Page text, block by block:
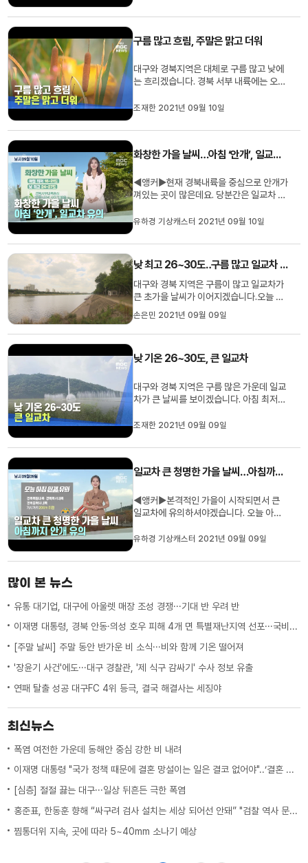
스터▶장마가 길게 이어지며 가을을 재촉
에 성큼 다가섰습니다.수채화 같...
구름 많고 흐림, 주말은 맑고 더워
대구와 경북지역은 대체로 구름 많고 낮에
는 흐리겠습니다. 경북 서부 내륙에는 오후
습니다. 낮 기온은 대구 26도 등 24~27
구기상청은 주말인 내일과 모레는 대체로
씨를 보이다 다음 주 화요일과...
조재한 2021년 09월 10일
화창한 가을 날씨…아침 ‘안개’, 일교차유의
◀앵커▶현재 경북내륙을 중심으로 안개가
껴있는 곳이 많은데요. 당분간은 일교차 큰
유하경 기상캐스터입니다.◀유하경 기상캐
아침에는 언제 그랬냐는 듯이 선선한데요.
하루에 두 계절이 오고가는 느낌입니다. 오
늘 아침에도 대부분 지역에서 1...
유하경 기상캐스터 2021년 09월 10일
낮 최고 26~30도‥구름 많고 일교차 큰 날씨
대구와 경북 지역은 구름이 많고 일교차가
큰 초가을 날씨가 이어지겠습니다.오늘 낮
최고 기온은 대구 29도, 안동 28도, 경산
이 30도까지 오르며 어제와 비슷하거나 조
금 더 높겠습니다.내일은 오전까지 흐리다
낮 최고 기온은 24~27도로 오늘보다
손은민 2021년 09월 09일
낮 기온 26~30도, 큰 일교차
대구와 경북 지역은 구름 많은 가운데 일교
차가 큰 날씨를 보이겠습니다. 아침 최저기
등 13~20도의 분포를 보였습니다. 낮 기
팎의 일교차를 보이겠습니다. 내일은 아침
됩니다. 대구기상청은 내일 경북 북...
조재한 2021년 09월 09일
일교차 큰 청명한 가을 날씨…아침까지 안개 유의
◀앵커▶본격적인 가을이 시작되면서 큰
일교차에 유의하셔야겠습니다. 오늘 아침
한 날씨 유하경 기상캐스터입니다. ◀유하
은 파란 하늘과 뭉게구름이 펼쳐졌는데요.
유하경 기상캐스터 2021년 09월 09일
많이 본 뉴스
유통 대기업, 대구에 아울렛 매장 조성 경쟁···기대 반 우려 반
이재명 대통령, 경북 안동·의성 호우 피해 4개 면 특별재난지역 선포···국비 추가 지원
[주말 날씨] 주말 동안 반가운 비 소식···비와 함께 기온 떨어져
'장윤기 사건'에도···대구 경찰관, '제 식구 감싸기' 수사 정보 유출
연패 탈출 성공 대구FC 4위 등극, 결국 해결사는 세징야
최신뉴스
폭염 여전한 가운데 동해안 중심 강한 비 내려
이재명 대통령 "국가 정책 때문에 결혼 망설이는 일은 결코 없어야"..‘결혼 페널티’ 제도 상 불이익 면밀히 조사 지시
[심층] 절절 끓는 대구···일상 뒤흔든 극한 폭염
홍준표, 한동훈 향해 “싸구려 검사 설치는 세상 되어선 안돼” "검찰 역사 문 닫게 원인 제공한 원흉"
찜통더위 지속, 곳에 따라 5~40mm 소나기 예상